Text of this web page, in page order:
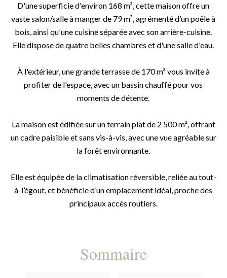
D'une superficie d'environ 168 m², cette maison offre un
vaste salon/salle à manger de 79 m², agrémenté d’un poêle à
bois, ainsi qu'une cuisine séparée avec son arrière-cuisine.
Elle dispose de quatre belles chambres et d'une salle d'eau.
À l'extérieur, une grande terrasse de 170 m² vous invite à
profiter de l'espace, avec un bassin chauffé pour vos
moments de détente.
La maison est édifiée sur un terrain plat de 2 500 m², offrant
un cadre paisible et sans vis-à-vis, avec une vue agréable sur
la forêt environnante.
Elle est équipée de la climatisation réversible, reliée au tout-
à-l’égout, et bénéficie d’un emplacement idéal, proche des
principaux accès routiers.
Sommaire